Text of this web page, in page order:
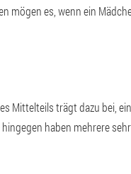
mögen es, wenn ein
Mittelteils trägt dazu bei,
haben mehrere